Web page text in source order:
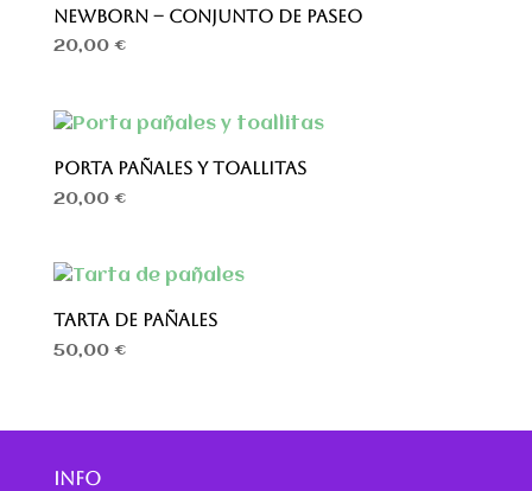
NEWBORN – CONJUNTO DE PASEO
20,00 €
PORTA PAÑALES Y TOALLITAS
20,00 €
TARTA DE PAÑALES
50,00 €
INFO